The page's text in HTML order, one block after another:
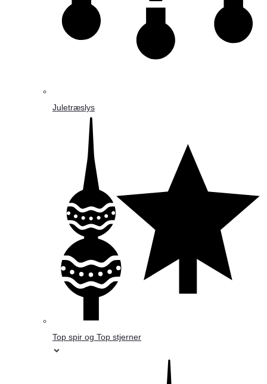
Juletræslys
Top spir og Top stjerner